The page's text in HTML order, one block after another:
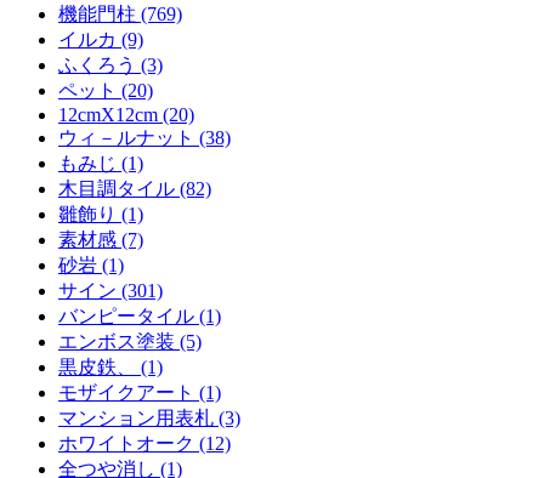
機能門柱 (769)
イルカ (9)
ふくろう (3)
ペット (20)
12cmX12cm (20)
ウィ－ルナット (38)
もみじ (1)
木目調タイル (82)
雛飾り (1)
素材感 (7)
砂岩 (1)
サイン (301)
バンピータイル (1)
エンボス塗装 (5)
黒皮鉄、 (1)
モザイクアート (1)
マンション用表札 (3)
ホワイトオーク (12)
全つや消し (1)